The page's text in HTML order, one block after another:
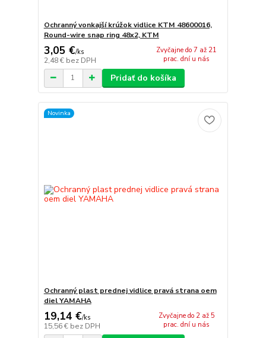
Ochranný vonkajší krúžok vidlice KTM 48600016,
Round-wire snap ring 48x2, KTM
3,05 €/ks
2,48 € bez DPH
Zvyčajne do 7 až 21
prac. dní u nás
Pridať do košíka
Novinka
Ochranný plast prednej vidlice pravá strana oem
diel YAMAHA
19,14 €/ks
15,56 € bez DPH
Zvyčajne do 2 až 5
prac. dní u nás